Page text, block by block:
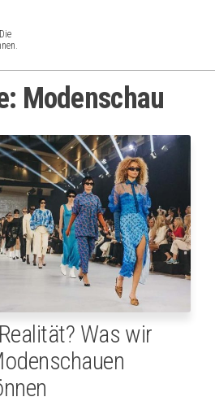
Modenschau
Was wir